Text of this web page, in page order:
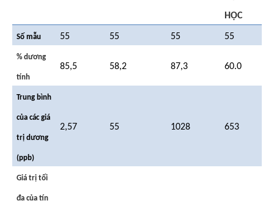
HỌC
Số mẫu 55 55 55 55
% dương
tính
85,5 58,2 87,3 60.0
Trung bình
của các giá
trị dương
(ppb)
2,57 55 1028 653
Giá trị tối
đa của tín